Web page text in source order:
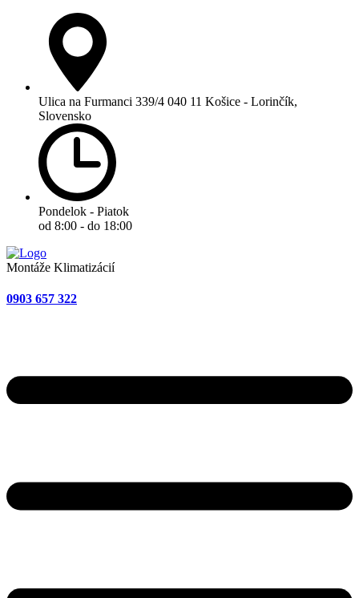
Ulica na Furmanci 339/4 040 11 Košice - Lorinčík,
Slovensko
Pondelok - Piatok
od 8:00 - do 18:00
Montáže Klimatizácií
0903 657 322